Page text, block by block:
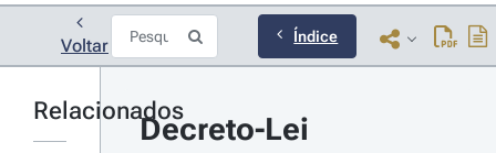
Voltar Índice
Relacionados
Decreto-Lei